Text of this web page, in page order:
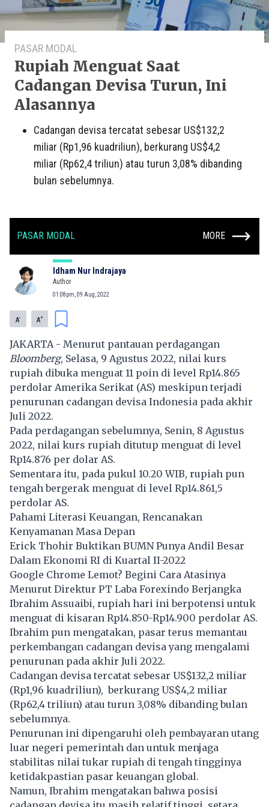
PASAR MODAL
Rupiah Menguat Saat
Cadangan Devisa Turun, Ini
Alasannya
Cadangan devisa tercatat sebesar US$132,2
miliar (Rp1,96 kuadriliun), berkurang US$4,2
miliar (Rp62,4 triliun) atau turun 3,08% dibanding
bulan sebelumnya.
PASAR MODAL MORE
Idham Nur Indrajaya
Author
01:08pm, 09 Aug, 2022
A- A+
JAKARTA - Menurut pantauan perdagangan
Bloomberg, Selasa, 9 Agustus 2022, nilai kurs
rupiah dibuka menguat 11 poin di level Rp14.865
perdolar Amerika Serikat (AS) meskipun terjadi
penurunan cadangan devisa Indonesia pada akhir
Juli 2022.
Pada perdagangan sebelumnya, Senin, 8 Agustus
2022, nilai kurs rupiah ditutup menguat di level
Rp14.876 per dolar AS.
Sementara itu, pada pukul 10.20 WIB, rupiah pun
tengah bergerak menguat di level Rp14.861,5
perdolar AS.
Pahami Literasi Keuangan, Rencanakan
Kenyamanan Masa Depan
Erick Thohir Buktikan BUMN Punya Andil Besar
Dalam Ekonomi RI di Kuartal II-2022
Google Chrome Lemot? Begini Cara Atasinya
Menurut Direktur PT Laba Forexindo Berjangka
Ibrahim Assuaibi, rupiah hari ini berpotensi untuk
menguat di kisaran Rp14.850-Rp14.900 perdolar AS.
Ibrahim pun mengatakan, pasar terus memantau
perkembangan cadangan devisa yang mengalami
penurunan pada akhir Juli 2022.
Cadangan devisa tercatat sebesar US$132,2 miliar
(Rp1,96 kuadriliun), berkurang US$4,2 miliar
(Rp62,4 triliun) atau turun 3,08% dibanding bulan
sebelumnya.
Penurunan ini dipengaruhi oleh pembayaran utang
luar negeri pemerintah dan untuk menjaga
stabilitas nilai tukar rupiah di tengah tingginya
ketidakpastian pasar keuangan global.
Namun, Ibrahim mengatakan bahwa posisi